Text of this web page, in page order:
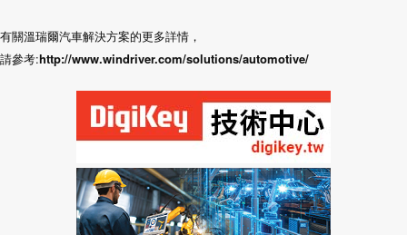
有關溫瑞爾汽車解決方案的更多詳情，
請參考:http://www.windriver.com/solutions/automotive/